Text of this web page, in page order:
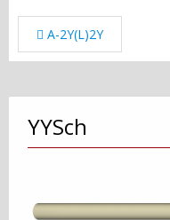
A-2Y(L)2Y
YYSch